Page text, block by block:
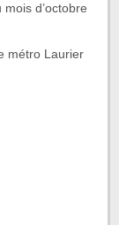
d’octobre
métro Laurier